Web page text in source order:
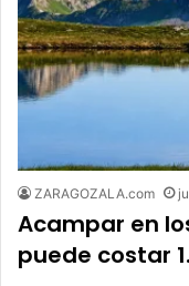
ZARAGOZALA.com
Acampar en
puede costar